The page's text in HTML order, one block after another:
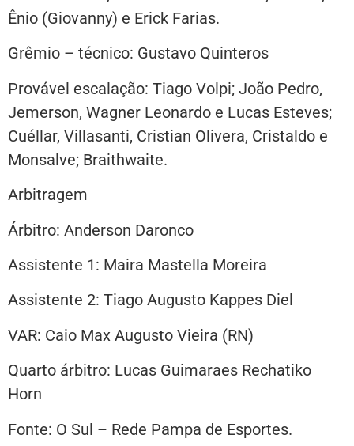
Ênio (Giovanny) e Erick Farias.
Grêmio – técnico: Gustavo Quinteros
Provável escalação: Tiago Volpi; João Pedro,
Jemerson, Wagner Leonardo e Lucas Esteves;
Cuéllar, Villasanti, Cristian Olivera, Cristaldo e
Monsalve; Braithwaite.
Arbitragem
Árbitro: Anderson Daronco
Assistente 1: Maira Mastella Moreira
Assistente 2: Tiago Augusto Kappes Diel
VAR: Caio Max Augusto Vieira (RN)
Quarto árbitro: Lucas Guimaraes Rechatiko
Horn
Fonte: O Sul – Rede Pampa de Esportes.